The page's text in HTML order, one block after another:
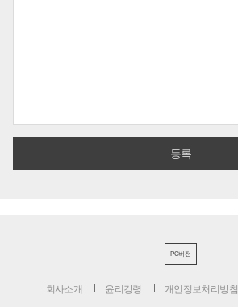
PC버전
회사소개 윤리강령 개인정보처리방침